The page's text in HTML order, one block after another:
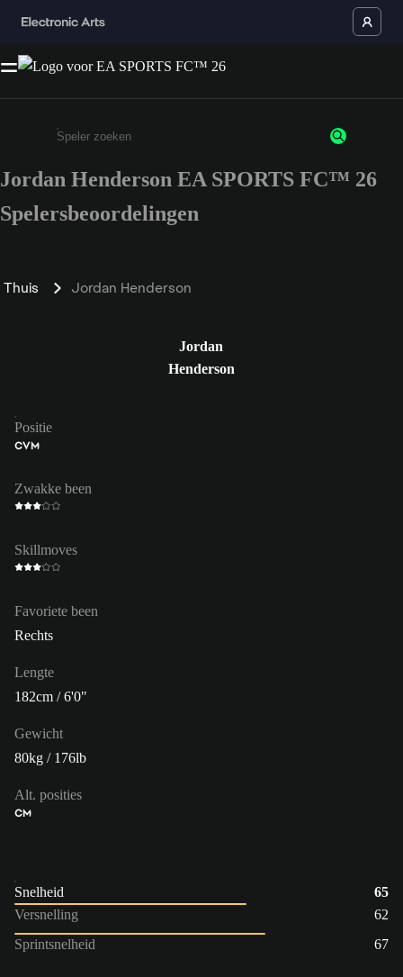
Enter a minimum of 3 characters or numbers
Jordan Henderson EA SPORTS FC™ 26
Spelersbeoordelingen
Thuis Jordan Henderson
Jordan
Henderson
Positie
CVM
Zwakke been
Skillmoves
Favoriete been
Rechts
Lengte
182cm / 6'0"
Gewicht
80kg / 176lb
Alt. posities
CM
Snelheid
65
Versnelling
62
Sprintsnelheid
67